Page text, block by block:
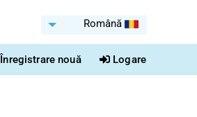
Română
Înregistrare nouă Logare